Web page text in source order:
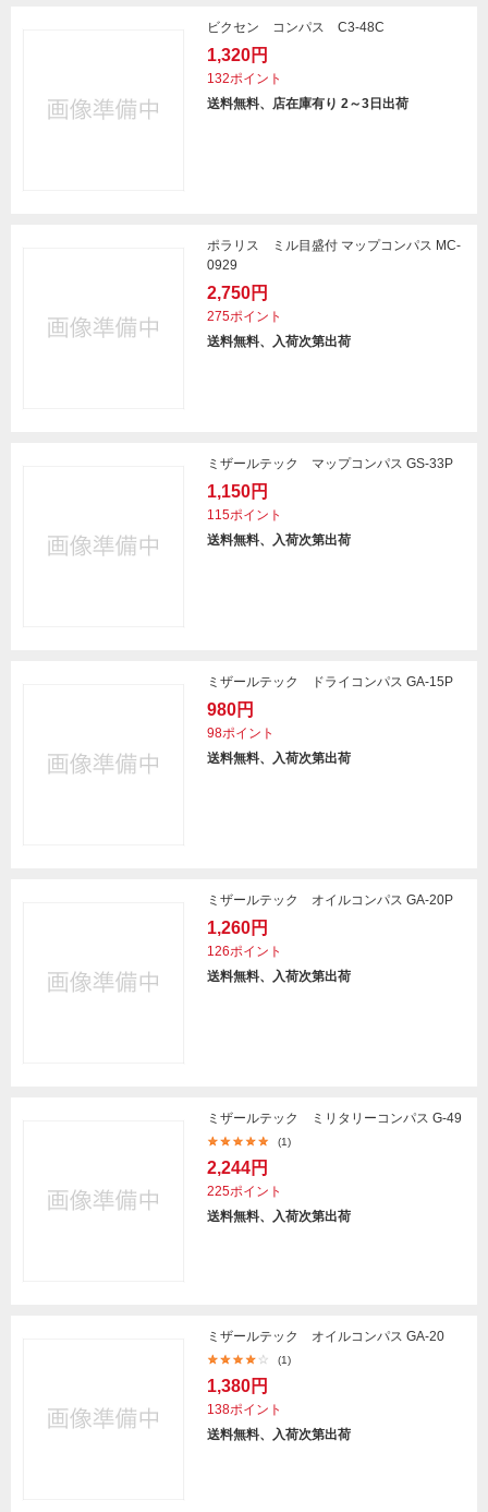
ビクセン コンパス C3-48C
1,320円
132ポイント
送料無料、店在庫有り 2～3日出荷
ポラリス ミル目盛付 マップコンパス MC-
0929
2,750円
275ポイント
送料無料、入荷次第出荷
ミザールテック マップコンパス GS-33P
1,150円
115ポイント
送料無料、入荷次第出荷
ミザールテック ドライコンパス GA-15P
980円
98ポイント
送料無料、入荷次第出荷
ミザールテック オイルコンパス GA-20P
1,260円
126ポイント
送料無料、入荷次第出荷
ミザールテック ミリタリーコンパス G-49
(1)
2,244円
225ポイント
送料無料、入荷次第出荷
ミザールテック オイルコンパス GA-20
(1)
1,380円
138ポイント
送料無料、入荷次第出荷